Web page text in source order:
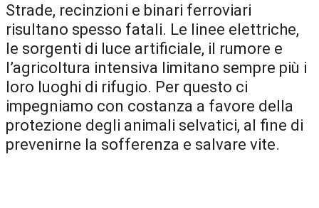
Strade, recinzioni e binari ferroviari
risultano spesso fatali. Le linee elettriche,
le sorgenti di luce artificiale, il rumore e
l’agricoltura intensiva limitano sempre più i
loro luoghi di rifugio. Per questo ci
impegniamo con costanza a favore della
protezione degli animali selvatici, al fine di
prevenirne la sofferenza e salvare vite.